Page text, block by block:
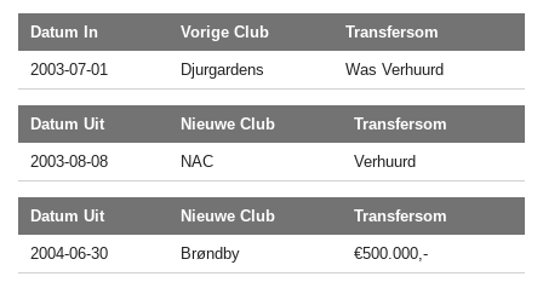
Datum In Vorige Club Transfersom
2003-07-01 Djurgardens Was Verhuurd
Datum Uit Nieuwe Club Transfersom
2003-08-08 NAC Verhuurd
Datum Uit Nieuwe Club Transfersom
2004-06-30 Brøndby €500.000,-